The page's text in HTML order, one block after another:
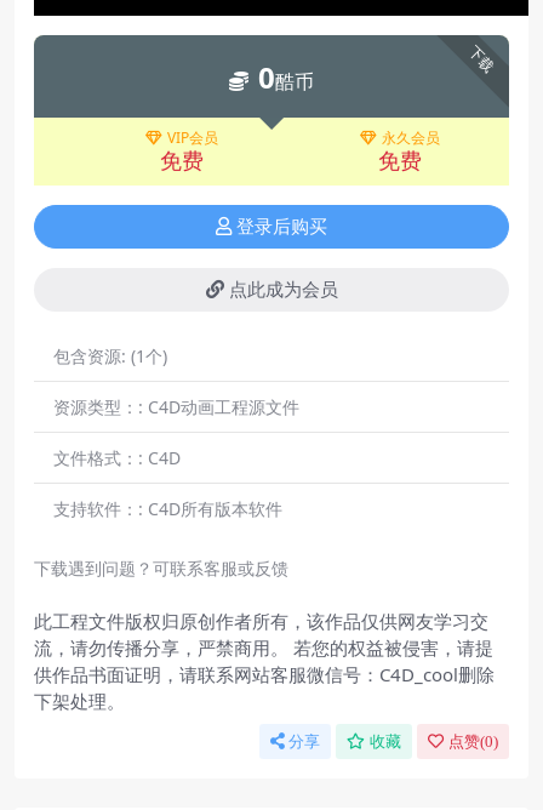
下载
0酷币
VIP会员
免费
永久会员
免费
登录后购买
点此成为会员
包含资源: (1个)
资源类型：: C4D动画工程源文件
文件格式：: C4D
支持软件：: C4D所有版本软件
下载遇到问题？可联系客服或反馈
此工程文件版权归原创作者所有，该作品仅供网友学习交
流，请勿传播分享，严禁商用。 若您的权益被侵害，请提
供作品书面证明，请联系网站客服微信号：C4D_cool删除
下架处理。
分享 收藏 点赞(0)